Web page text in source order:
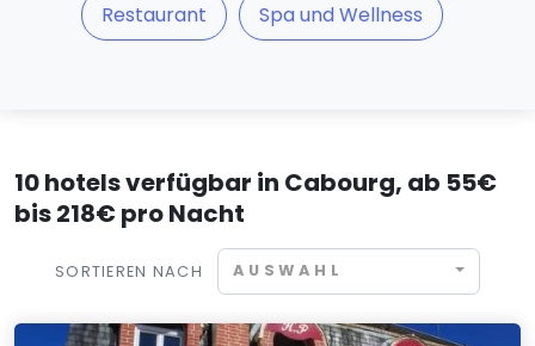
Restaurant Spa und Wellness
10 hotels verfügbar in Cabourg, ab 55€
bis 218€ pro Nacht
SORTIEREN NACH AUSWAHL